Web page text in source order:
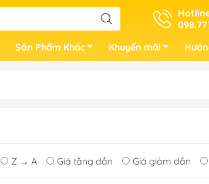
Sản Phẩm Khác Khuyến mãi
Z → A Giá tăng dần Giá giảm dần